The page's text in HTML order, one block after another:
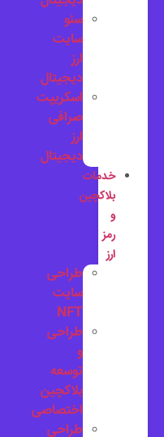
سئو
سایت
ارز
دیجیتال
اسکریپت
صرافی
ارز
دیجیتال
خدمات
بلاکچین
رمز
ارز
طراحی
سایت
NFT
طراحی
توسعه
بلاکچین
اختصاصی
طراحی